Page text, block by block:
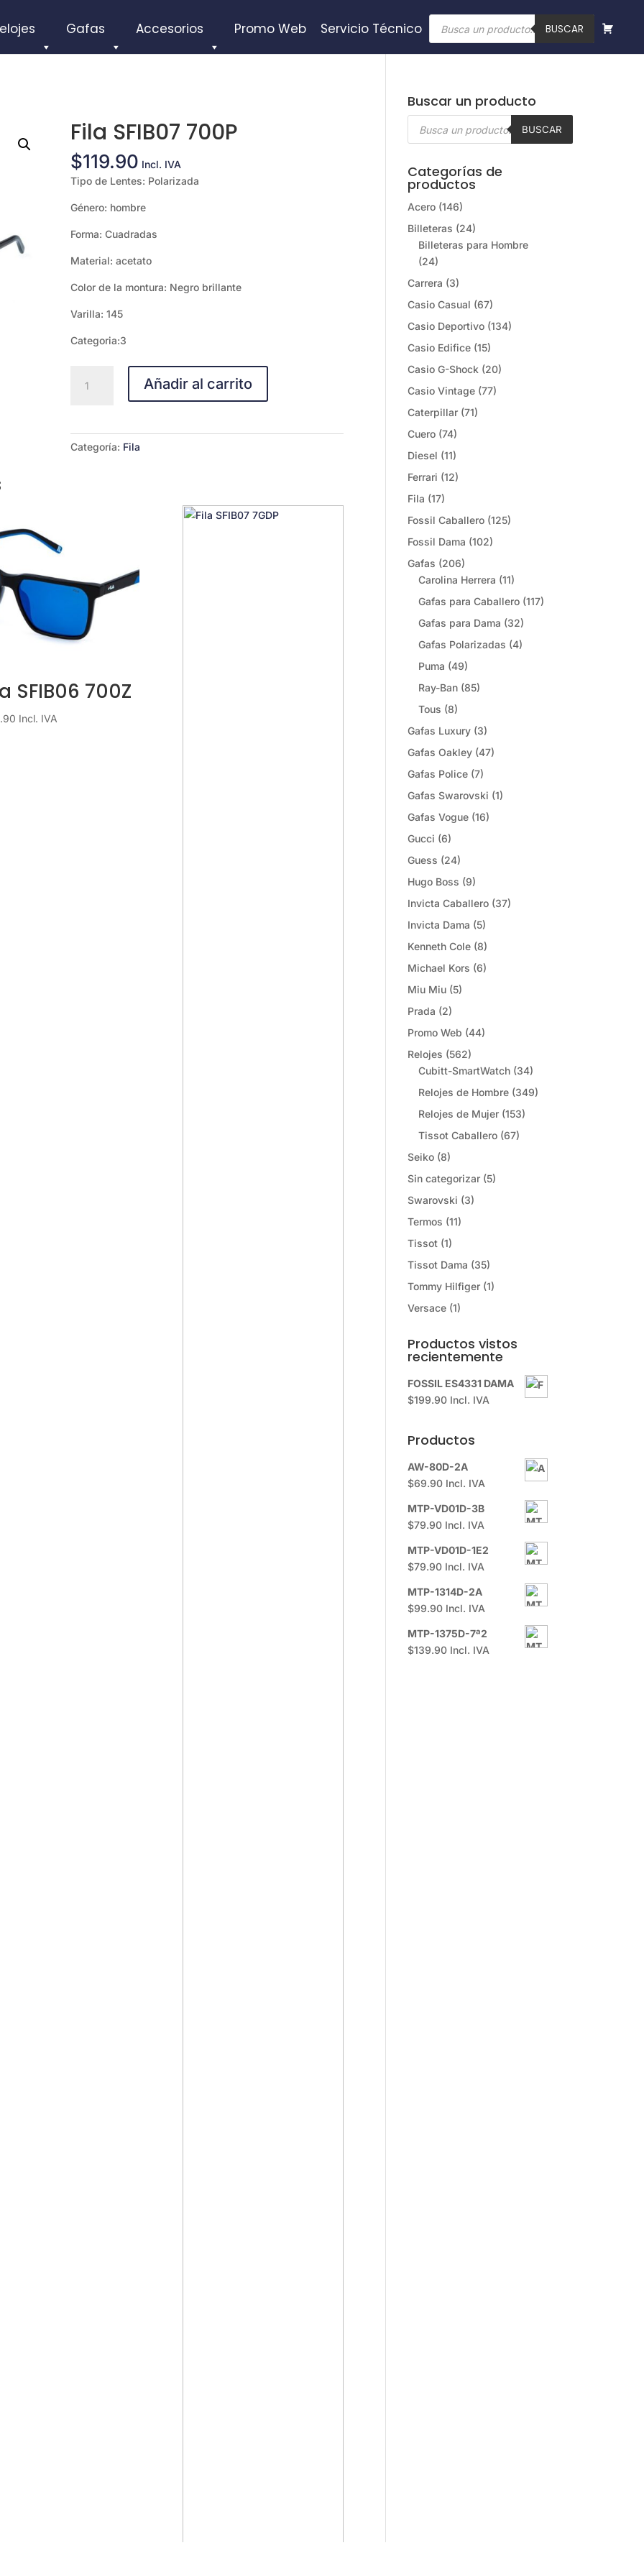
Gafas Accesorios Promo Web Servicio Técnico
Búsqueda
de
productos
BUSCAR
Fila SFIB07 700P
$119.90 Incl. IVA
Tipo de Lentes: Polarizada
Género: hombre
Forma: Cuadradas
Material: acetato
Color de la montura: Negro brillante
Varilla: 145
Categoria:3
SFIB07
Añadir al carrito
Categoría: Fila
SFIB06 700Z
Incl. IVA
Buscar un producto
Búsqueda
BUSCAR
Categorías de
productos
Acero (146)
Billeteras (24)
Billeteras para Hombre
(24)
Carrera (3)
Casio Casual (67)
Casio Deportivo (134)
Casio Edifice (15)
Casio G-Shock (20)
Casio Vintage (77)
Caterpillar (71)
Cuero (74)
Diesel (11)
Ferrari (12)
Fila (17)
Fossil Caballero (125)
Fossil Dama (102)
Gafas (206)
Carolina Herrera (11)
Gafas para Caballero (117)
Gafas para Dama (32)
Gafas Polarizadas (4)
Puma (49)
Ray-Ban (85)
Tous (8)
Gafas Luxury (3)
Gafas Oakley (47)
Gafas Police (7)
Gafas Swarovski (1)
Gafas Vogue (16)
Gucci (6)
Guess (24)
Hugo Boss (9)
Invicta Caballero (37)
Invicta Dama (5)
Kenneth Cole (8)
Michael Kors (6)
Miu Miu (5)
Prada (2)
Promo Web (44)
Relojes (562)
Cubitt-SmartWatch (34)
Relojes de Hombre (349)
Relojes de Mujer (153)
Tissot Caballero (67)
Seiko (8)
Sin categorizar (5)
Swarovski (3)
Termos (11)
Tissot (1)
Tissot Dama (35)
Tommy Hilfiger (1)
Versace (1)
Productos vistos
recientemente
FOSSIL ES4331 DAMA
$199.90 Incl. IVA
Productos
AW-80D-2A
$69.90 Incl. IVA
MTP-VD01D-3B
$79.90 Incl. IVA
MTP-VD01D-1E2
$79.90 Incl. IVA
MTP-1314D-2A
$99.90 Incl. IVA
MTP-1375D-7ª2
$139.90 Incl. IVA